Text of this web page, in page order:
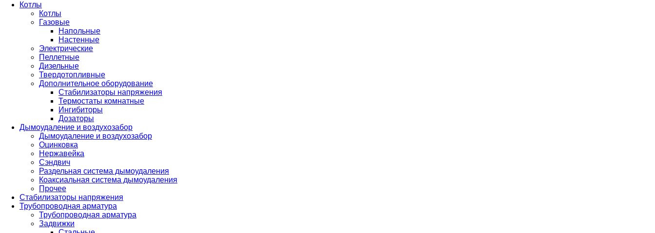
Котлы
Котлы
Газовые
Напольные
Настенные
Электрические
Пеллетные
Дизельные
Твердотопливные
Дополнительное оборудование
Стабилизаторы напряжения
Термостаты комнатные
Ингибиторы
Дозаторы
Дымоудаление и воздухозабор
Дымоудаление и воздухозабор
Оцинковка
Нержавейка
Сэндвич
Раздельная система дымоудаления
Коаксиальная система дымоудаления
Прочее
Стабилизаторы напряжения
Трубопроводная арматура
Трубопроводная арматура
Задвижки